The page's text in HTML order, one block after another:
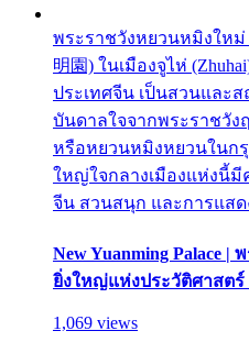
พระราชวังหยวนหมิงใหม่
明園) ในเมืองจูไห่
ประเทศจีน เป็นสวนและ
บันดาลใจจากพระราชวังฤ
หรือหยวนหมิงหยวนในก
ใหญ่ใจกลางเมืองแห่งนี้
จีน สวนสนุก และการแสด
New Yuanming Palace
ยิ่งใหญ่แห่งประวัติศาสต
1,069 views